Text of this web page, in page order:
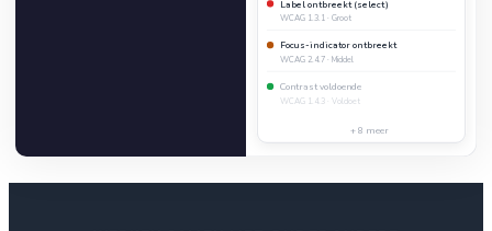
Label ontbreekt (select)
WCAG 1.3.1 · Groot
Focus-indicator ontbreekt
WCAG 2.4.7 · Middel
Contrast voldoende
WCAG 1.4.3 · Voldoet
+ 8 meer